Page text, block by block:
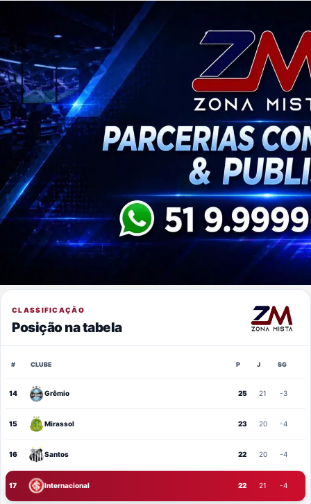
CLASSIFICAÇÃO
Posição na tabela
# CLUBE P J SG
14 Grêmio 25 21 -3
15 Mirassol 23 20 -4
16 Santos 22 20 -4
17 Internacional 22 21 -4